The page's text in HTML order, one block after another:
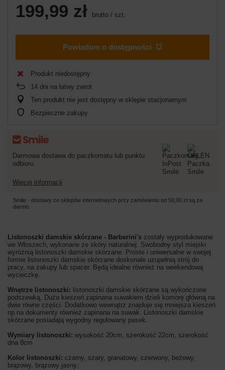
199,99 zł brutto / szt.
Powiadom o dostępności
Produkt niedostępny
14 dni na łatwy zwrot
Ten produkt nie jest dostępny w sklepie stacjonarnym
Bezpieczne zakupy
Darmowa dostawa do paczkomatu lub punktu
odbioru
Więcej informacji
Smile - dostawy ze sklepów internetowych przy zamówieniu od 50,00 zł są za
darmo.
Listonoszki damskie skórzane - Barberini's zostały wyprodukowane
we Włoszech, wykonane ze skóry naturalnej. Swobodny styl miejski
wyróżnią listonoszki damskie skórzane. Proste i uniwersalne w swojej
formie listonoszki damskie skórzane doskonale uzupełnią strój do
pracy, na zakupy lub spacer. Będą idealne również na weekendową
wycieczkę.
Wnętrze listonoszki: listonoszki damskie skórzane są wykończone
podszewką. Duża kieszeń zapinana suwakiem dzieli komorę główną na
dwie równe części. Dodatkowo wewnątrz znajduje się mniejsza kieszeń
np.na dokumenty również zapinana na suwak. Listonoszki damskie
skórzane posiadają wygodny regulowany pasek.
Wymiary listonoszki: wysokość 20cm, szerokość 22cm, szerokość
dna 8cm
Kolor listonoszki: czarny, szary, granatowy, czerwony, beżowy,
brązowy, brązowy jasny,